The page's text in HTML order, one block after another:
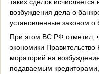
возбуждения дела о
установленные законом о
При этом ВС РФ отметил,
экономики
мораторий на
подаваемым